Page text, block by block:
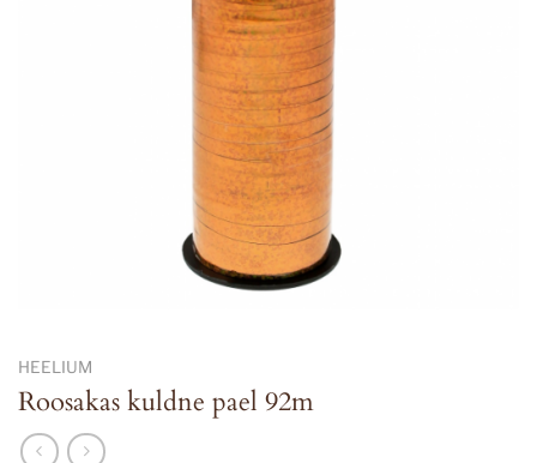
HEELIUM
Roosakas kuldne pael 92m